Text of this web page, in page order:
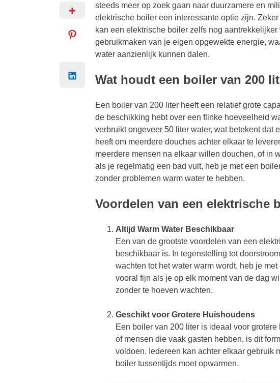
steeds meer op zoek gaan naar duurzamere en
elektrische boiler een interessante optie zijn.
kan een elektrische boiler zelfs nog
gebruikmaken van je eigen opgewekte energie,
water aanzienlijk kunnen dalen.
Wat houdt een boiler van 200
Een boiler van 200 liter heeft een relatief grote
de beschikking hebt over een flinke hoeveelheid
verbruikt ongeveer 50 liter water, wat betekent dat
heeft om meerdere douches achter elkaar te
meerdere mensen na elkaar willen douchen, of in
als je regelmatig een bad vult, heb je met een
zonder problemen warm water te hebben.
Voordelen van een elektrische
Altijd Warm Water Beschikbaar
Een van de grootste voordelen van een
beschikbaar is. In tegenstelling tot
wachten tot het water warm wordt, heb je
vooral fijn als je op elk moment van de dag
zonder te hoeven wachten.
Geschikt voor Grotere Huishoudens
Een boiler van 200 liter is ideaal voor
of mensen die vaak gasten hebben, is dit
voldoen. Iedereen kan achter elkaar gebruik
boiler tussentijds moet opwarmen.